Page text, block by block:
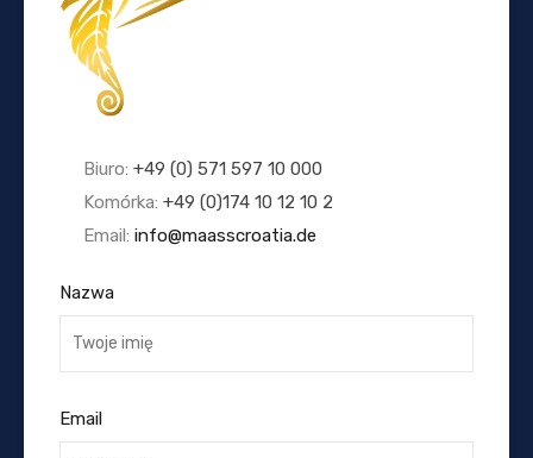
Biuro: +49 (0) 571 597 10 000
Komórka: +49 (0)174 10 12 10 2
Email: info@maasscroatia.de
Nazwa
Email